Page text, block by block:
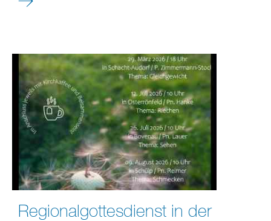
Regionalgottesdienst in der